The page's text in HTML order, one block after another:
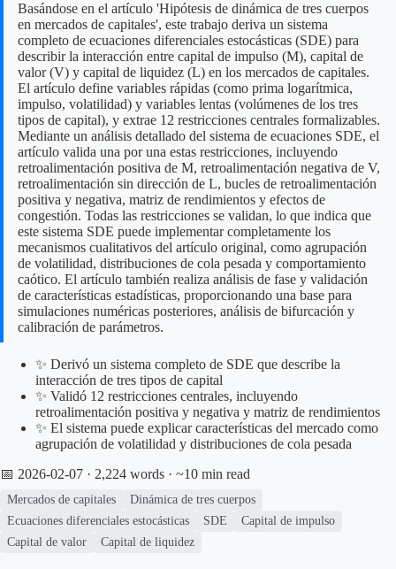
Basándose en el artículo 'Hipótesis de dinámica de tres cuerpos
en mercados de capitales', este trabajo deriva un sistema
completo de ecuaciones diferenciales estocásticas (SDE) para
describir la interacción entre capital de impulso (M), capital de
valor (V) y capital de liquidez (L) en los mercados de capitales.
El artículo define variables rápidas (como prima logarítmica,
impulso, volatilidad) y variables lentas (volúmenes de los tres
tipos de capital), y extrae 12 restricciones centrales formalizables.
Mediante un análisis detallado del sistema de ecuaciones SDE, el
artículo valida una por una estas restricciones, incluyendo
retroalimentación positiva de M, retroalimentación negativa de V,
retroalimentación sin dirección de L, bucles de retroalimentación
positiva y negativa, matriz de rendimientos y efectos de
congestión. Todas las restricciones se validan, lo que indica que
este sistema SDE puede implementar completamente los
mecanismos cualitativos del artículo original, como agrupación
de volatilidad, distribuciones de cola pesada y comportamiento
caótico. El artículo también realiza análisis de fase y validación
de características estadísticas, proporcionando una base para
simulaciones numéricas posteriores, análisis de bifurcación y
calibración de parámetros.
✨ Derivó un sistema completo de SDE que describe la
interacción de tres tipos de capital
✨ Validó 12 restricciones centrales, incluyendo
retroalimentación positiva y negativa y matriz de rendimientos
✨ El sistema puede explicar características del mercado como
agrupación de volatilidad y distribuciones de cola pesada
📅 2026-02-07 · 2,224 words · ~10 min read
Mercados de capitales
Dinámica de tres cuerpos
Ecuaciones diferenciales estocásticas
SDE
Capital de impulso
Capital de valor
Capital de liquidez